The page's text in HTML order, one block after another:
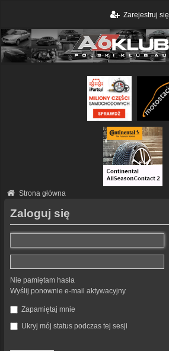
Zarejestruj się
Strona główna
Zaloguj się
Nie pamiętam hasła
Wyślij ponownie e-mail aktywacyjny
Zapamiętaj mnie
Ukryj mój status podczas tej sesji